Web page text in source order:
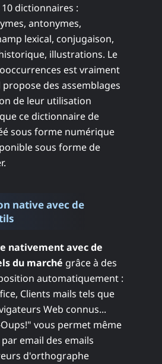
dictionnaires :
antonymes,
lexical, conjugaison,
illustrations. Le
est vraiment
des assemblages
de leur utilisation
ce dictionnaire de
sous forme numérique
sous forme de
native avec de
nativement avec de
du marché grâce à des
automatiquement :
Clients mails tels que
Web connus...
vous permet même
email des emails
d'orthographe